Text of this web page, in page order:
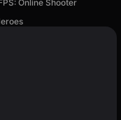
Online Shooter